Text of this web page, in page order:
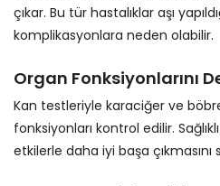
çıkar. Bu tür hastalıklar aşı
komplikasyonlara neden olabilir.
Organ Fonksiyonlarını
Kan testleriyle karaciğer ve
fonksiyonları kontrol edilir.
etkilerle daha iyi başa çıkmasını